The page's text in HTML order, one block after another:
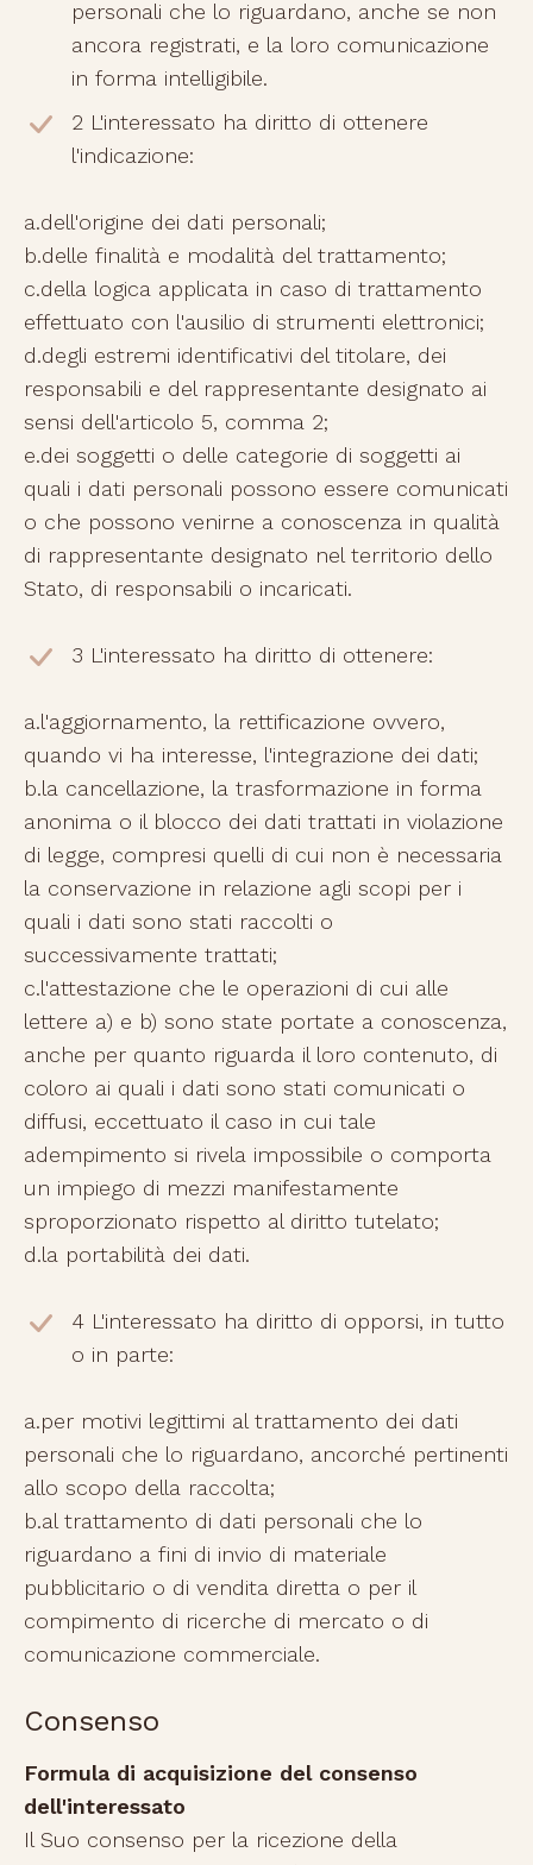
personali che lo riguardano, anche se non
ancora registrati, e la loro comunicazione
in forma intelligibile.
2 L'interessato ha diritto di ottenere
l'indicazione:
a.dell'origine dei dati personali;
b.delle finalità e modalità del trattamento;
c.della logica applicata in caso di trattamento
effettuato con l'ausilio di strumenti elettronici;
d.degli estremi identificativi del titolare, dei
responsabili e del rappresentante designato ai
sensi dell'articolo 5, comma 2;
e.dei soggetti o delle categorie di soggetti ai
quali i dati personali possono essere comunicati
o che possono venirne a conoscenza in qualità
di rappresentante designato nel territorio dello
Stato, di responsabili o incaricati.
3 L'interessato ha diritto di ottenere:
a.l'aggiornamento, la rettificazione ovvero,
quando vi ha interesse, l'integrazione dei dati;
b.la cancellazione, la trasformazione in forma
anonima o il blocco dei dati trattati in violazione
di legge, compresi quelli di cui non è necessaria
la conservazione in relazione agli scopi per i
quali i dati sono stati raccolti o
successivamente trattati;
c.l'attestazione che le operazioni di cui alle
lettere a) e b) sono state portate a conoscenza,
anche per quanto riguarda il loro contenuto, di
coloro ai quali i dati sono stati comunicati o
diffusi, eccettuato il caso in cui tale
adempimento si rivela impossibile o comporta
un impiego di mezzi manifestamente
sproporzionato rispetto al diritto tutelato;
d.la portabilità dei dati.
4 L'interessato ha diritto di opporsi, in tutto
o in parte:
a.per motivi legittimi al trattamento dei dati
personali che lo riguardano, ancorché pertinenti
allo scopo della raccolta;
b.al trattamento di dati personali che lo
riguardano a fini di invio di materiale
pubblicitario o di vendita diretta o per il
compimento di ricerche di mercato o di
comunicazione commerciale.
Consenso
Formula di acquisizione del consenso
dell'interessato
Il Suo consenso per la ricezione della